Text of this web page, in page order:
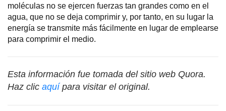
moléculas no se ejercen fuerzas tan grandes como en el
agua, que no se deja comprimir y, por tanto, en su lugar la
energía se transmite más fácilmente en lugar de emplearse
para comprimir el medio.
Esta información fue tomada del sitio web Quora.
Haz clic aquípara visitar el original.